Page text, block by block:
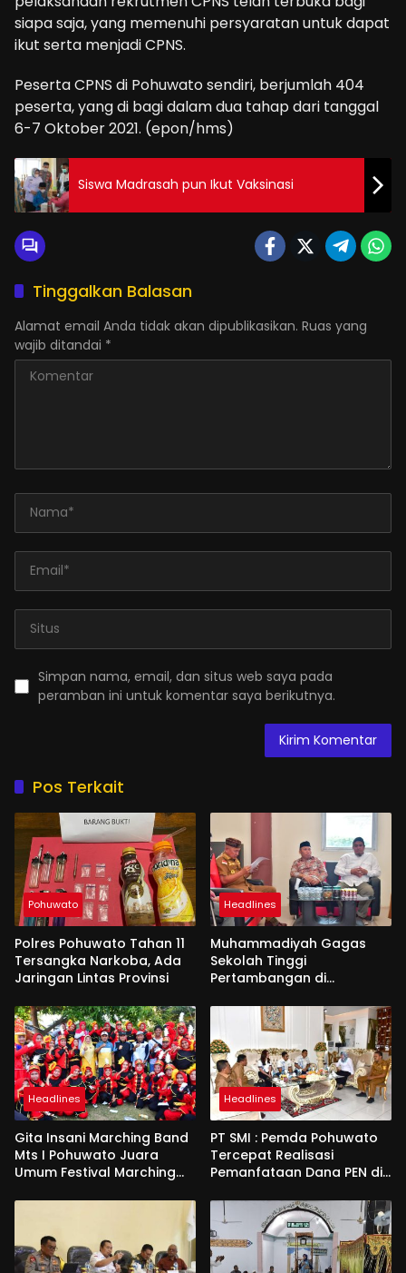
siapa saja, yang memenuhi persyaratan untuk dapat
ikut serta menjadi CPNS.
Peserta CPNS di Pohuwato sendiri, berjumlah 404
peserta, yang di bagi dalam dua tahap dari tanggal
6-7 Oktober 2021. (epon/hms)
Siswa Madrasah pun Ikut Vaksinasi
Tinggalkan Balasan
Alamat email Anda tidak akan dipublikasikan. Ruas yang
wajib ditandai *
Simpan nama, email, dan situs web saya pada
peramban ini untuk komentar saya berikutnya.
Pos Terkait
Pohuwato
Polres Pohuwato Tahan 11
Tersangka Narkoba, Ada
Jaringan Lintas Provinsi
Headlines
Muhammadiyah Gagas
Sekolah Tinggi
Pertambangan di
Headlines
Gita Insani Marching Band
Mts I Pohuwato Juara
Umum Festival Marching
Headlines
PT SMI : Pemda Pohuwato
Tercepat Realisasi
Pemanfataan Dana PEN di